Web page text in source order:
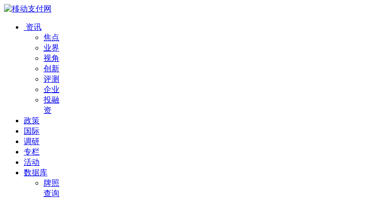
资讯
焦点
业界
视角
创新
评测
企业
投融
资
政策
国际
调研
专栏
活动
数据库
牌照
查询